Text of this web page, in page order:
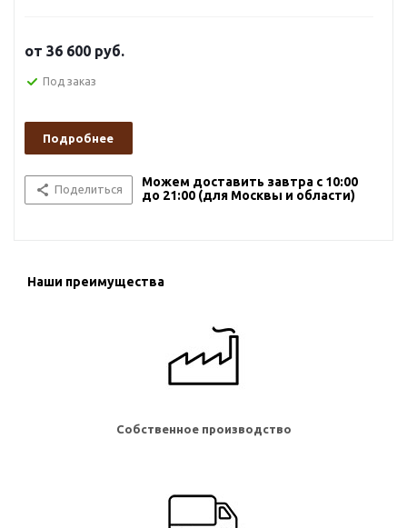
от 36 600 руб.
Под заказ
Подробнее
Поделиться
Можем доставить завтра с 10:00
до 21:00 (для Москвы и области)
Наши преимущества
Собственное производство